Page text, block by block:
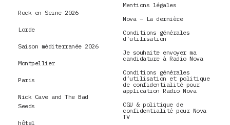
Rock en Seine 2026
Lorde
Saison méditerranée 2026
Montpellier
Paris
Nick Cave and The Bad
Seeds
hôtel
Mentions légales
Nova – La dernière
Conditions générales
d’utilisation
Je souhaite envoyer ma
candidature à Radio Nova
Conditions générales
d’utilisation et politique
de confidentialité pour
application Radio Nova
CGU & politique de
confidentialité pour Nova
TV